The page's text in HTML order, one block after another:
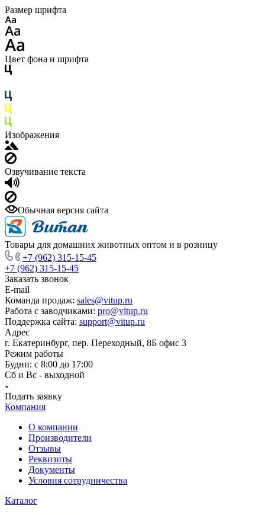
Размер шрифта
Цвет фона и шрифта
Изображения
Озвучивание текста
Обычная версия сайта
Товары для домашних животных оптом и в розницу
+7 (962) 315-15-45
+7 (962) 315-15-45
Заказать звонок
E-mail
Команда продаж: sales@vitup.ru
Работа с заводчиками: pro@vitup.ru
Поддержка сайта: support@vitup.ru
Адрес
г. Екатеринбург, пер. Переходный, 8Б офис 3
Режим работы
Будни: с 8:00 до 17:00
Сб и Вс - выходной
Подать заявку
Компания
О компании
Производители
Отзывы
Реквизиты
Документы
Условия сотрудничества
Каталог